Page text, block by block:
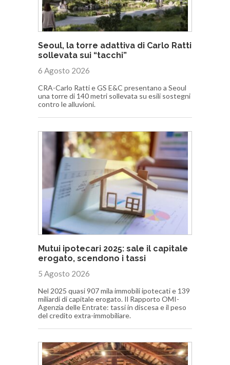
Seoul, la torre adattiva di Carlo Ratti
sollevata sui “tacchi”
6 Agosto 2026
CRA-Carlo Ratti e GS E&C presentano a Seoul
una torre di 140 metri sollevata su esili sostegni
contro le alluvioni.
Mutui ipotecari 2025: sale il capitale
erogato, scendono i tassi
5 Agosto 2026
Nel 2025 quasi 907 mila immobili ipotecati e 139
miliardi di capitale erogato. Il Rapporto OMI-
Agenzia delle Entrate: tassi in discesa e il peso
del credito extra-immobiliare.